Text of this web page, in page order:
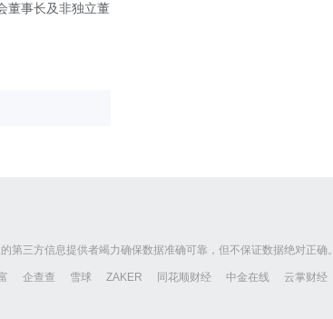
董事长及非独立董
三方信息提供者竭力确保数据准确可靠，但不保证数据绝对正确。
企查查 雪球 ZAKER 同花顺财经 中金在线 云掌财经